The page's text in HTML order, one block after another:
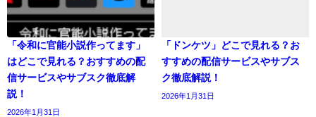
「令和に官能小説作ってます」
はどこで見れる？おすすめの配
信サービスやサブスク徹底解
説！
2026年1月31日
「ドンケツ」どこで見れる？お
すすめの配信サービスやサブス
ク徹底解説！
2026年1月31日